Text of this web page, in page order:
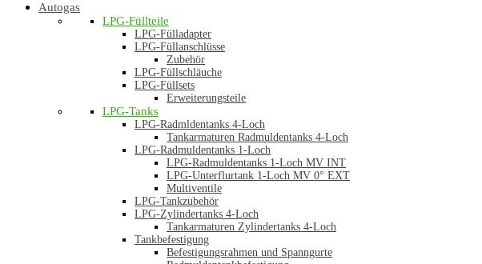
Autogas
LPG-Füllteile
LPG-Fülladapter
LPG-Füllanschlüsse
Zubehör
LPG-Füllschläuche
LPG-Füllsets
Erweiterungsteile
LPG-Tanks
LPG-Radmldentanks 4-Loch
Tankarmaturen Radmuldentanks 4-Loch
LPG-Radmuldentanks 1-Loch
LPG-Radmuldentanks 1-Loch MV INT
LPG-Unterflurtank 1-Loch MV 0° EXT
Multiventile
LPG-Tankzubehör
LPG-Zylindertanks 4-Loch
Tankarmaturen Zylindertanks 4-Loch
Tankbefestigung
Befestigungsrahmen und Spanngurte